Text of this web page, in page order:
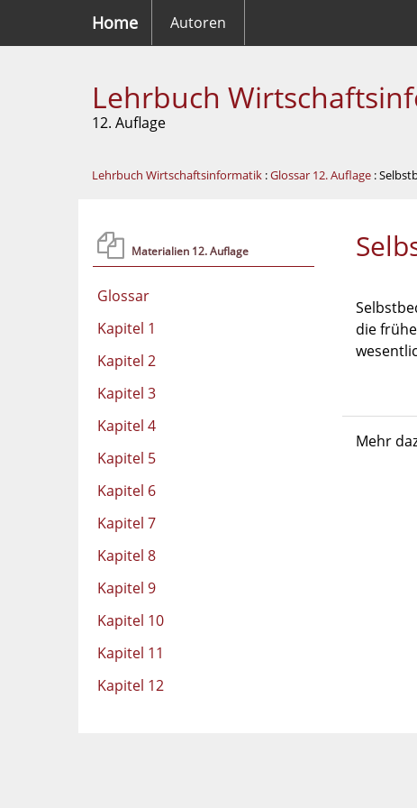
Home Autoren
Lehrbuch
12. Auflage
Lehrbuch Wirtschaftsinformatik :Glossar 12. Auflage :
Materialien 12. Auflage
Glossar
Kapitel 1
Kapitel 2
Kapitel 3
Kapitel 4
Kapitel 5
Kapitel 6
Kapitel 7
Kapitel 8
Kapitel 9
Kapitel 10
Kapitel 11
Kapitel 12
die
Mehr